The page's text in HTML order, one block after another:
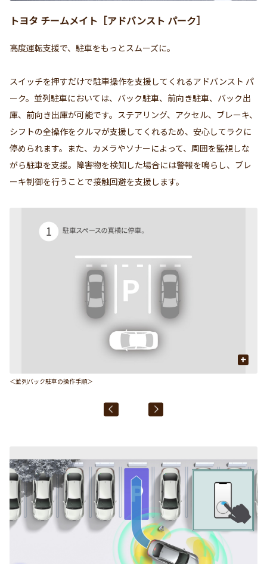
トヨタ チームメイト［アドバンスト パーク］
高度運転支援で、駐車をもっとスムーズに。
スイッチを押すだけで駐車操作を支援してくれるアドバンスト パ
ーク。並列駐車においては、バック駐車、前向き駐車、バック出
庫、前向き出庫が可能です。ステアリング、アクセル、ブレーキ、
シフトの全操作をクルマが支援してくれるため、安心してラクに
停められます。また、カメラやソナーによって、周囲を監視しな
がら駐車を支援。障害物を検知した場合には警報を鳴らし、ブレ
ーキ制御を行うことで接触回避を支援します。
+
＜並列バック駐車の操作手順＞